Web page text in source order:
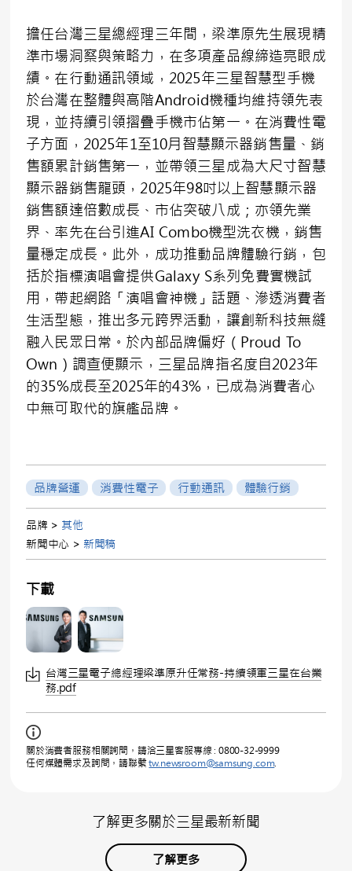
擔任台灣三星總經理三年間，梁準原先生展現精
準市場洞察與策略力，在多項產品線締造亮眼成
績。在行動通訊領域，2025年三星智慧型手機
於台灣在整體與高階Android機種均維持領先表
現，並持續引領摺疊手機市佔第一。在消費性電
子方面，2025年1至10月智慧顯示器銷售量、銷
售額累計銷售第一，並帶領三星成為大尺寸智慧
顯示器銷售龍頭，2025年98吋以上智慧顯示器
銷售額達倍數成長、市佔突破八成；亦領先業
界、率先在台引進AI Combo機型洗衣機，銷售
量穩定成長。此外，成功推動品牌體驗行銷，包
括於指標演唱會提供Galaxy S系列免費實機試
用，帶起網路「演唱會神機」話題、滲透消費者
生活型態，推出多元跨界活動，讓創新科技無縫
融入民眾日常。於內部品牌偏好（Proud To
Own）調查便顯示，三星品牌指名度自2023年
的35%成長至2025年的43%，已成為消費者心
中無可取代的旗艦品牌。
品牌營運 消費性電子 行動通訊 體驗行銷
品牌 > 其他
新聞中心 > 新聞稿
下載
台灣三星電子總經理梁準原升任常務-持續領軍三星在台業
務.pdf
關於消費者服務相關詢問，請洽三星客服專線 : 0800-32-9999
任何媒體需求及詢問，請聯繫tw.newsroom@samsung.com.
了解更多關於三星最新新聞
了解更多